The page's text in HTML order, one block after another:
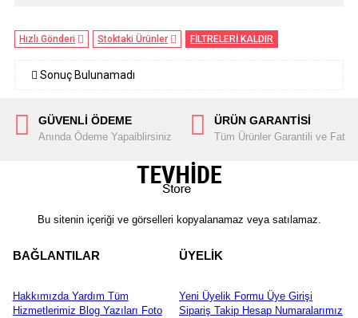
Hızlı Gönderi Stoktaki Ürünler FİLTRELERİ KALDIR
Sonuç Bulunamadı
GÜVENLİ ÖDEME
Anında Ödeme Yapaiblirsiniz
ÜRÜN GARANTİSİ
Tüm Ürünler Garantili ve
Bu sitenin içeriği ve görselleri kopyalanamaz veya satılamaz.
BAĞLANTILAR
HakkımızdaYardım Tüm
Hizmetlerimiz Blog Yazıları Foto
ÜYELİK
Yeni Üyelik Formu Üye Girişi
Sipariş Takip Hesap Numaralarımız